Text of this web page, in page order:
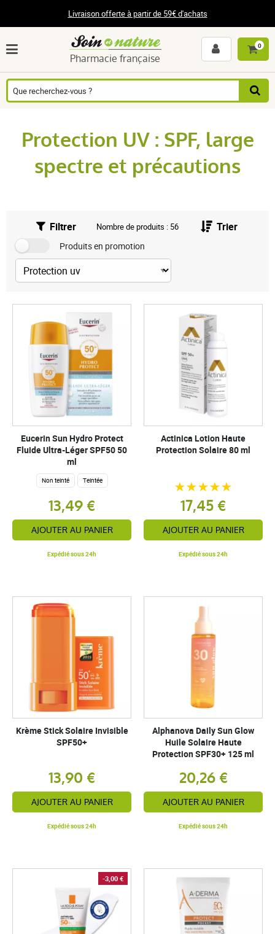
Livraison offerte à partir de 59€ d'achats
Pharmacie française
0
Protection UV : SPF, large
spectre et précautions
Filtrer Nombre de produits : 56 Trier
Produits en promotion
Eucerin Sun Hydro Protect
Fluide Ultra-Léger SPF50 50
ml
Non teinté Teintée
13,49 €
AJOUTER AU PANIER
Expédié sous 24h
Actinica Lotion Haute
Protection Solaire 80 ml
17,45 €
AJOUTER AU PANIER
Expédié sous 24h
Krème Stick Solaire Invisible
SPF50+
13,90 €
AJOUTER AU PANIER
Expédié sous 24h
Alphanova Daily Sun Glow
Huile Solaire Haute
Protection SPF30+ 125 ml
20,26 €
AJOUTER AU PANIER
Expédié sous 24h
-3,00 €